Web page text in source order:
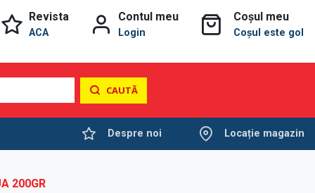
Revista
ACA
Contul meu
Login
Coșul meu
Coșul este gol
CAUTĂ
Despre noi Locație magazin
200GR